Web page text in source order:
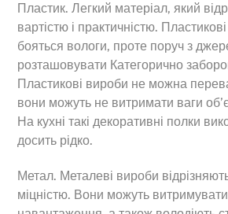
Пластик. Легкий матеріал, який
вартістю і практичністю.
бояться вологи, проте поруч з
розташовувати Категорично
Пластикові вироби не можна
вони можуть не витримати ваги
На кухні такі декоративні полки
досить рідко.
Метал. Металеві вироби
міцністю. Вони можуть витримувати